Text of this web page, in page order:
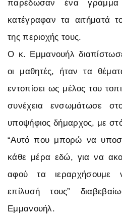
παρέδωσαν ένα
κατέγραφαν τα αιτήματά
της περιοχής τους.
Ο κ. Εμμανουήλ
οι μαθητές, ήταν τα
εντοπίσει ως μέλος του
συνέχεια ενσωμάτωσε
υποψήφιος δήμαρχος, με
“Αυτό που μπορώ να
κάθε μέρα εδώ, για να
αφού τα ιεραρχήσουμε
επίλυσή τους”
Εμμανουήλ.